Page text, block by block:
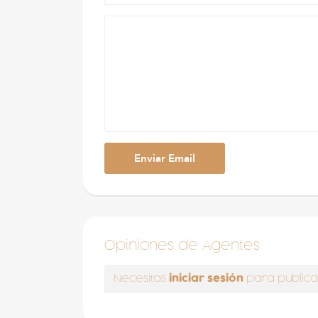
Opiniones de Agentes
Necesitas iniciar sesión para